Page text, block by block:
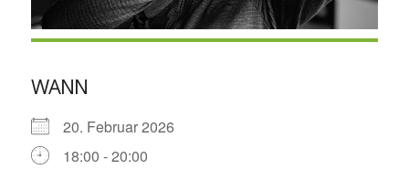
WANN
20. Februar 2026
18:00 - 20:00